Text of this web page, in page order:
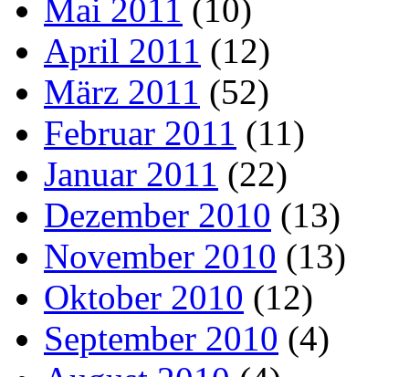
Mai 2011 (10)
April 2011 (12)
März 2011 (52)
Februar 2011 (11)
Januar 2011 (22)
Dezember 2010 (13)
November 2010 (13)
Oktober 2010 (12)
September 2010 (4)